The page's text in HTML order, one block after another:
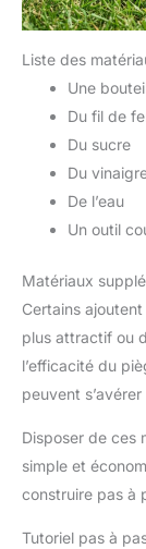
Liste des
Une
Du fil de
Du sucre
Du
De l’eau
Un outil
Matériaux
Certains
plus attractif ou
l’efficacité du
peuvent s’avérer
Disposer de ces
simple et
construire pas à
Tutoriel pas à